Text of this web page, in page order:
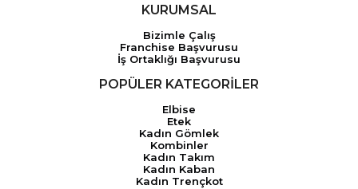
KURUMSAL
Bizimle Çalış
Franchise Başvurusu
İş Ortaklığı Başvurusu
POPÜLER KATEGORİLER
Elbise
Etek
Kadın Gömlek
Kombinler
Kadın Takım
Kadın Kaban
Kadın Trençkot